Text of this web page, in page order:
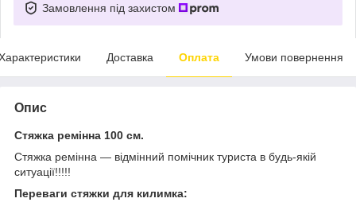
Замовлення під захистом
Доставка Оплата Умови повернення
Опис
Стяжка ремінна 100 см.
Стяжка ремінна ― відмінний помічник туриста в будь-якій
ситуації!!!!!
Переваги стяжки для килимка: